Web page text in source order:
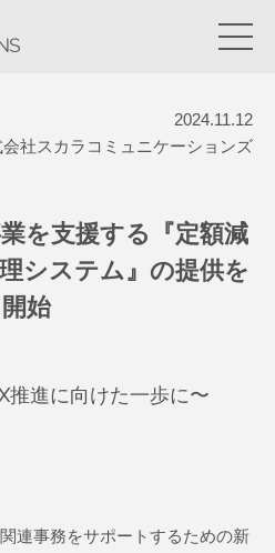
2024.11.12
社スカラコミュニケーションズ
を支援する『定額減
システム』の提供を
開始
推進に向けた一歩に〜
連事務をサポートするための新